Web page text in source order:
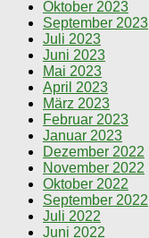
Oktober 2023
September 2023
Juli 2023
Juni 2023
Mai 2023
April 2023
März 2023
Februar 2023
Januar 2023
Dezember 2022
November 2022
Oktober 2022
September 2022
Juli 2022
Juni 2022